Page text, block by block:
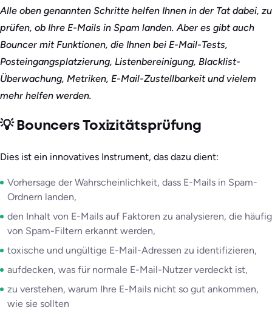
Alle oben genannten Schritte helfen Ihnen in der Tat dabei, zu
prüfen, ob Ihre E-Mails in Spam landen. Aber es gibt auch
Bouncer mit Funktionen, die Ihnen bei E-Mail-Tests,
Posteingangsplatzierung, Listenbereinigung, Blacklist-
Überwachung, Metriken, E-Mail-Zustellbarkeit und vielem
mehr helfen werden.
💡 Bouncers Toxizitätsprüfung
Dies ist ein innovatives Instrument, das dazu dient:
Vorhersage der Wahrscheinlichkeit, dass E-Mails in Spam-
Ordnern landen,
den Inhalt von E-Mails auf Faktoren zu analysieren, die häufig
von Spam-Filtern erkannt werden,
toxische und ungültige E-Mail-Adressen zu identifizieren,
aufdecken, was für normale E-Mail-Nutzer verdeckt ist,
zu verstehen, warum Ihre E-Mails nicht so gut ankommen,
wie sie sollten